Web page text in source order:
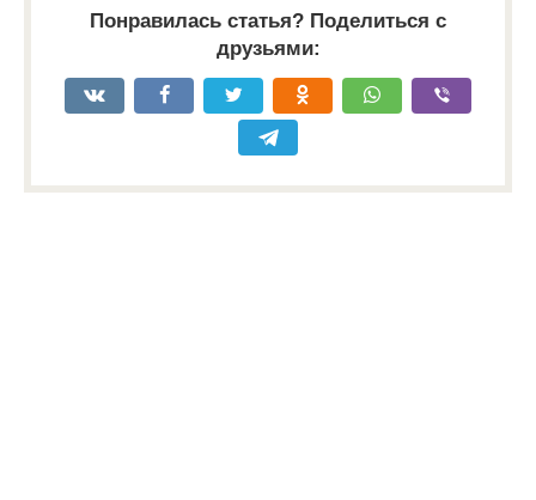
Понравилась статья? Поделиться с
друзьями: